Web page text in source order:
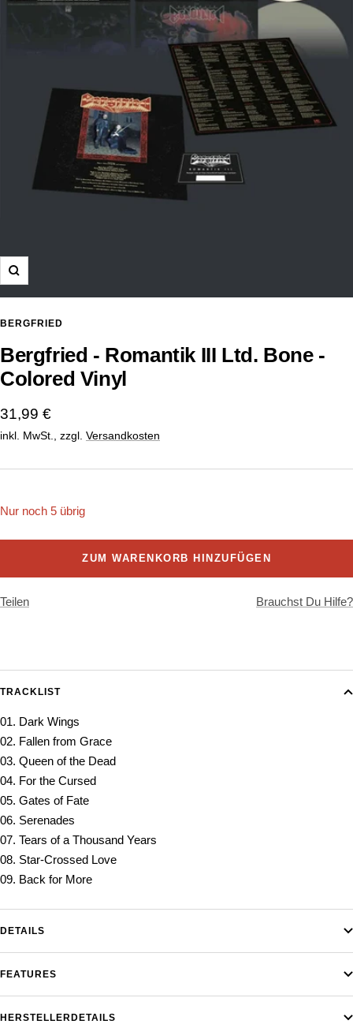
Zoom
BERGFRIED
Bergfried - Romantik III Ltd. Bone -
Colored Vinyl
Angebotspreis
31,99 €
inkl. MwSt., zzgl. Versandkosten
Nur noch 5 übrig
ZUM WARENKORB HINZUFÜGEN
Teilen Brauchst Du Hilfe?
TRACKLIST
01. Dark Wings
02. Fallen from Grace
03. Queen of the Dead
04. For the Cursed
05. Gates of Fate
06. Serenades
07. Tears of a Thousand Years
08. Star-Crossed Love
09. Back for More
DETAILS
FEATURES
HERSTELLERDETAILS